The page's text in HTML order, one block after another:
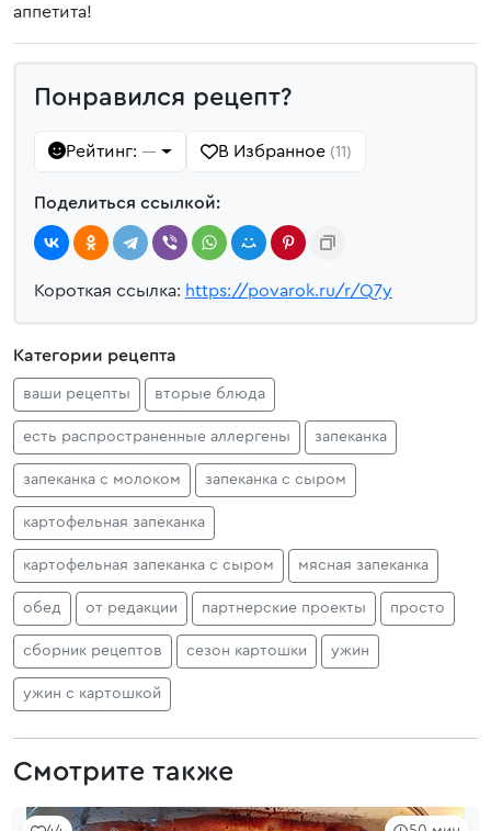
аппетита!
Понравился рецепт?
Рейтинг: — В Избранное (11)
Поделиться ссылкой:
Короткая ссылка: https://povarok.ru/r/Q7y
Категории рецепта
ваши рецепты вторые блюда
есть распространенные аллергены запеканка
запеканка с молоком запеканка с сыром
картофельная запеканка
картофельная запеканка с сыром мясная запеканка
обед от редакции партнерские проекты просто
сборник рецептов сезон картошки ужин
ужин с картошкой
Смотрите также